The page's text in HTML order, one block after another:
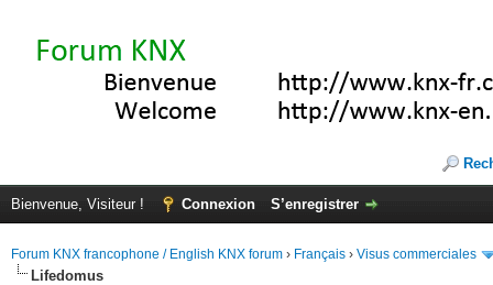
Bienvenue, Visiteur ! Connexion S’enregistrer
Forum KNX francophone / English KNX forum › Français › Visus commerciales
Lifedomus